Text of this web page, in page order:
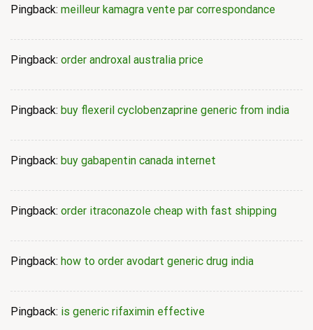
Pingback: meilleur kamagra vente par correspondance
Pingback: order androxal australia price
Pingback: buy flexeril cyclobenzaprine generic from india
Pingback: buy gabapentin canada internet
Pingback: order itraconazole cheap with fast shipping
Pingback: how to order avodart generic drug india
Pingback: is generic rifaximin effective